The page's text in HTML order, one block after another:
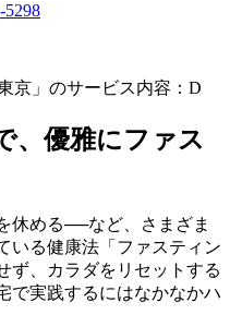
5298
京」のサービス内容：D
、優雅にファス
休める──など、さまざま
いる健康法「ファスティン
ず、カラダをリセットする
で実践するにはなかなかハ